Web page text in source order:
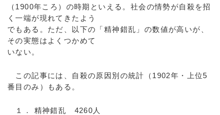
（1900年ころ）の時期といえる。社会の情勢が自殺を招
く一端が現れてきたよう
でもある。ただ、以下の「精神錯乱」の数値が高いが、
その実態はよくつかめて
いない。
この記事には、自殺の原因別の統計（1902年・上位5
番目のみ）もある。
１． 精神錯乱 4260人